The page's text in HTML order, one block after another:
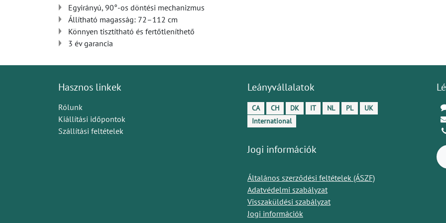
Egyirányú, 90°-os döntési mechanizmus
Állítható magasság: 72–112 cm
Könnyen tisztítható és fertőtleníthető
3 év garancia
Hasznos linkek
Rólunk
Kiállítási időpontok
Szállítási feltételek
Leányvállalatok
CA CH DK IT NL PL
UK
International
Jogi információk
Általános szerződési feltételek (ÁSZF)
Adatvédelmi szabályzat
Visszaküldési szabályzat
Jogi információk